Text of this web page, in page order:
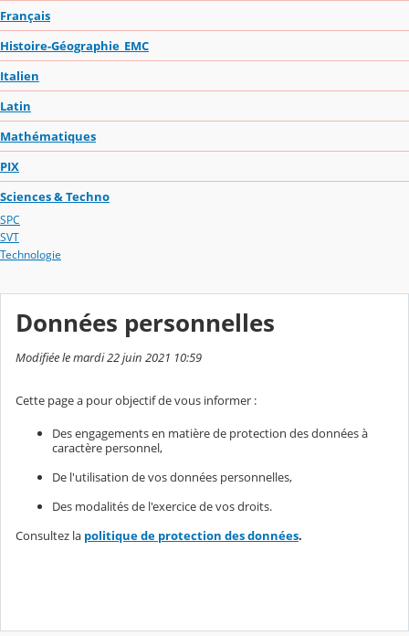
Français
Histoire-Géographie_EMC
Italien
Latin
Mathématiques
PIX
Sciences & Techno
SPC
SVT
Technologie
Données personnelles
Modifiée le mardi 22 juin 2021 10:59
Cette page a pour objectif de vous informer :
Des engagements en matière de protection des données à
caractère personnel,
De l'utilisation de vos données personnelles,
Des modalités de l'exercice de vos droits.
Consultez la politique de protection des données.